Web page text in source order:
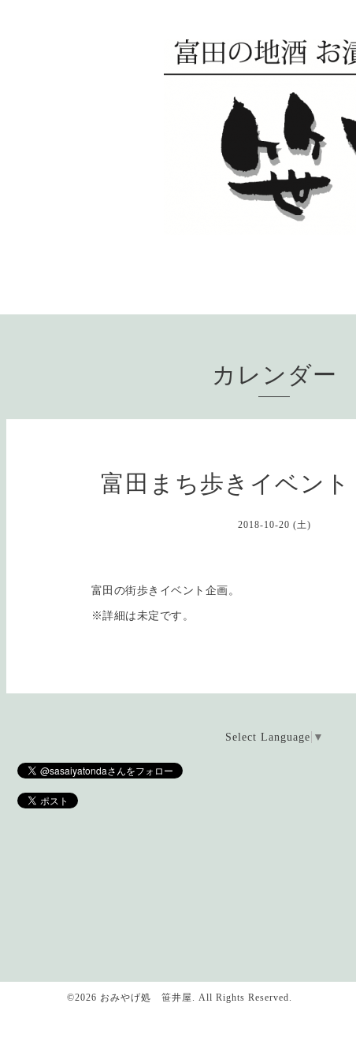
カレンダー
富田まち歩きイベント
2018-10-20 (土)
富田の街歩きイベント企画。
※詳細は未定です。
Select Language ▼
©2026 おみやげ処 笹井屋 . All Rights Reserved.